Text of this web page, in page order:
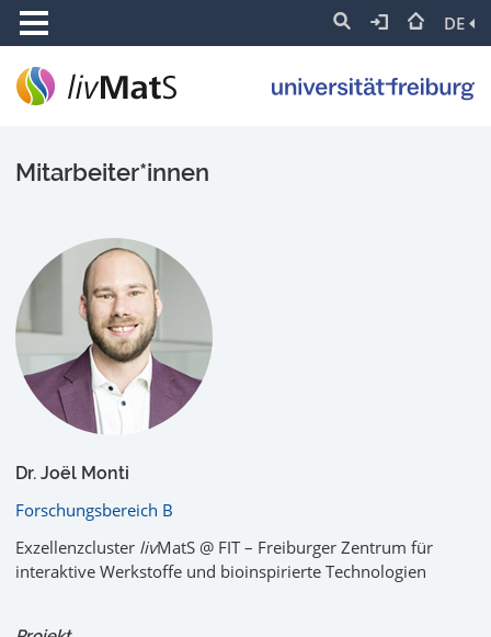
DE
Mitarbeiter*innen
Dr. Joël Monti
Forschungsbereich B
Exzellenzcluster livMatS @ FIT – Freiburger Zentrum für
interaktive Werkstoffe und bioinspirierte Technologien